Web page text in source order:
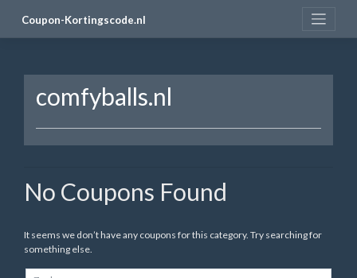
Coupon-Kortingscode.nl
comfyballs.nl
No Coupons Found
It seems we don’t have any coupons for this category. Try searching for
something else.